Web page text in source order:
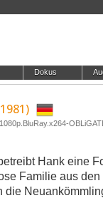
Dokus
Hank eine
Familie aus
die